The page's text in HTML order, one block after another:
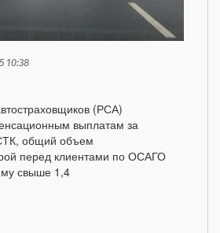
10:38
(РСА)
выплатам за
общий объем
перед клиентами по ОСАГО
свыше 1,4